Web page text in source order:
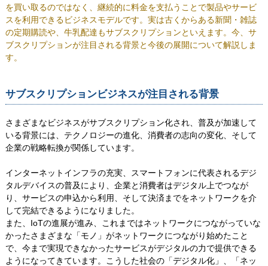
を買い取るのではなく、継続的に料金を支払うことで製品やサービ
スを利用できるビジネスモデルです。実は古くからある新聞・雑誌
の定期購読や、牛乳配達もサブスクリプションといえます。今、サ
ブスクリプションが注目される背景と今後の展開について解説しま
す。
サブスクリプションビジネスが注目される背景
さまざまなビジネスがサブスクリプション化され、普及が加速して
いる背景には、テクノロジーの進化、消費者の志向の変化、そして
企業の戦略転換が関係しています。
インターネットインフラの充実、スマートフォンに代表されるデジ
タルデバイスの普及により、企業と消費者はデジタル上でつなが
り、サービスの申込から利用、そして決済までをネットワークを介
して完結できるようになりました。
また、IoTの進展が進み、これまではネットワークにつながっていな
かったさまざまな「モノ」がネットワークにつながり始めたこと
で、今まで実現できなかったサービスがデジタルの力で提供できる
ようになってきています。こうした社会の「デジタル化」、「ネッ